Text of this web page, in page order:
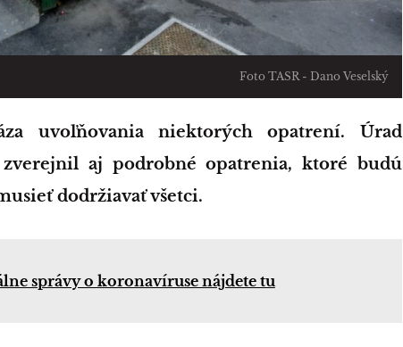
Foto TASR - Dano Veselský
aj podrobné opatrenia, ktoré budú
dodržiavať všetci.
správy o koronavíruse nájdete tu